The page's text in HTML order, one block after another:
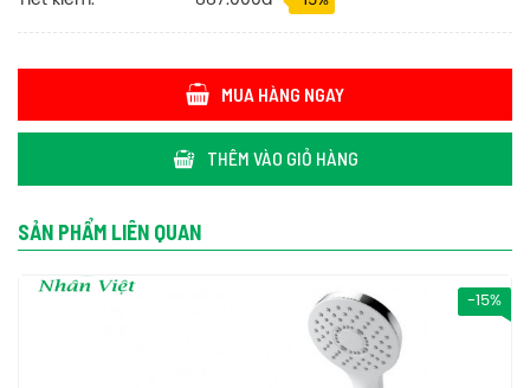
Nội thất Nhân Việt cung cấp bộ sen TOTO
Toto uy tín nhất TPHCM. Bạn cần mua bộ sen TOTO
TBG02302V/DGH108ZR nóng lạnh tay sen 5 chế độ hãy liên hệ
với chúng tôi để được hỗ trợ đặt hàng nhé.
Để tham khảo thêm về vòi sen tắm, bạn có thể tìm hiểu các sản
phẩm khác tạivòi sen tắm Toto,vòi sen tắm,thiết bị vệ sinh
MUA HÀNG NGAY
THÊM VÀO GIỎ HÀNG
SẢN PHẨM LIÊN QUAN
-15%